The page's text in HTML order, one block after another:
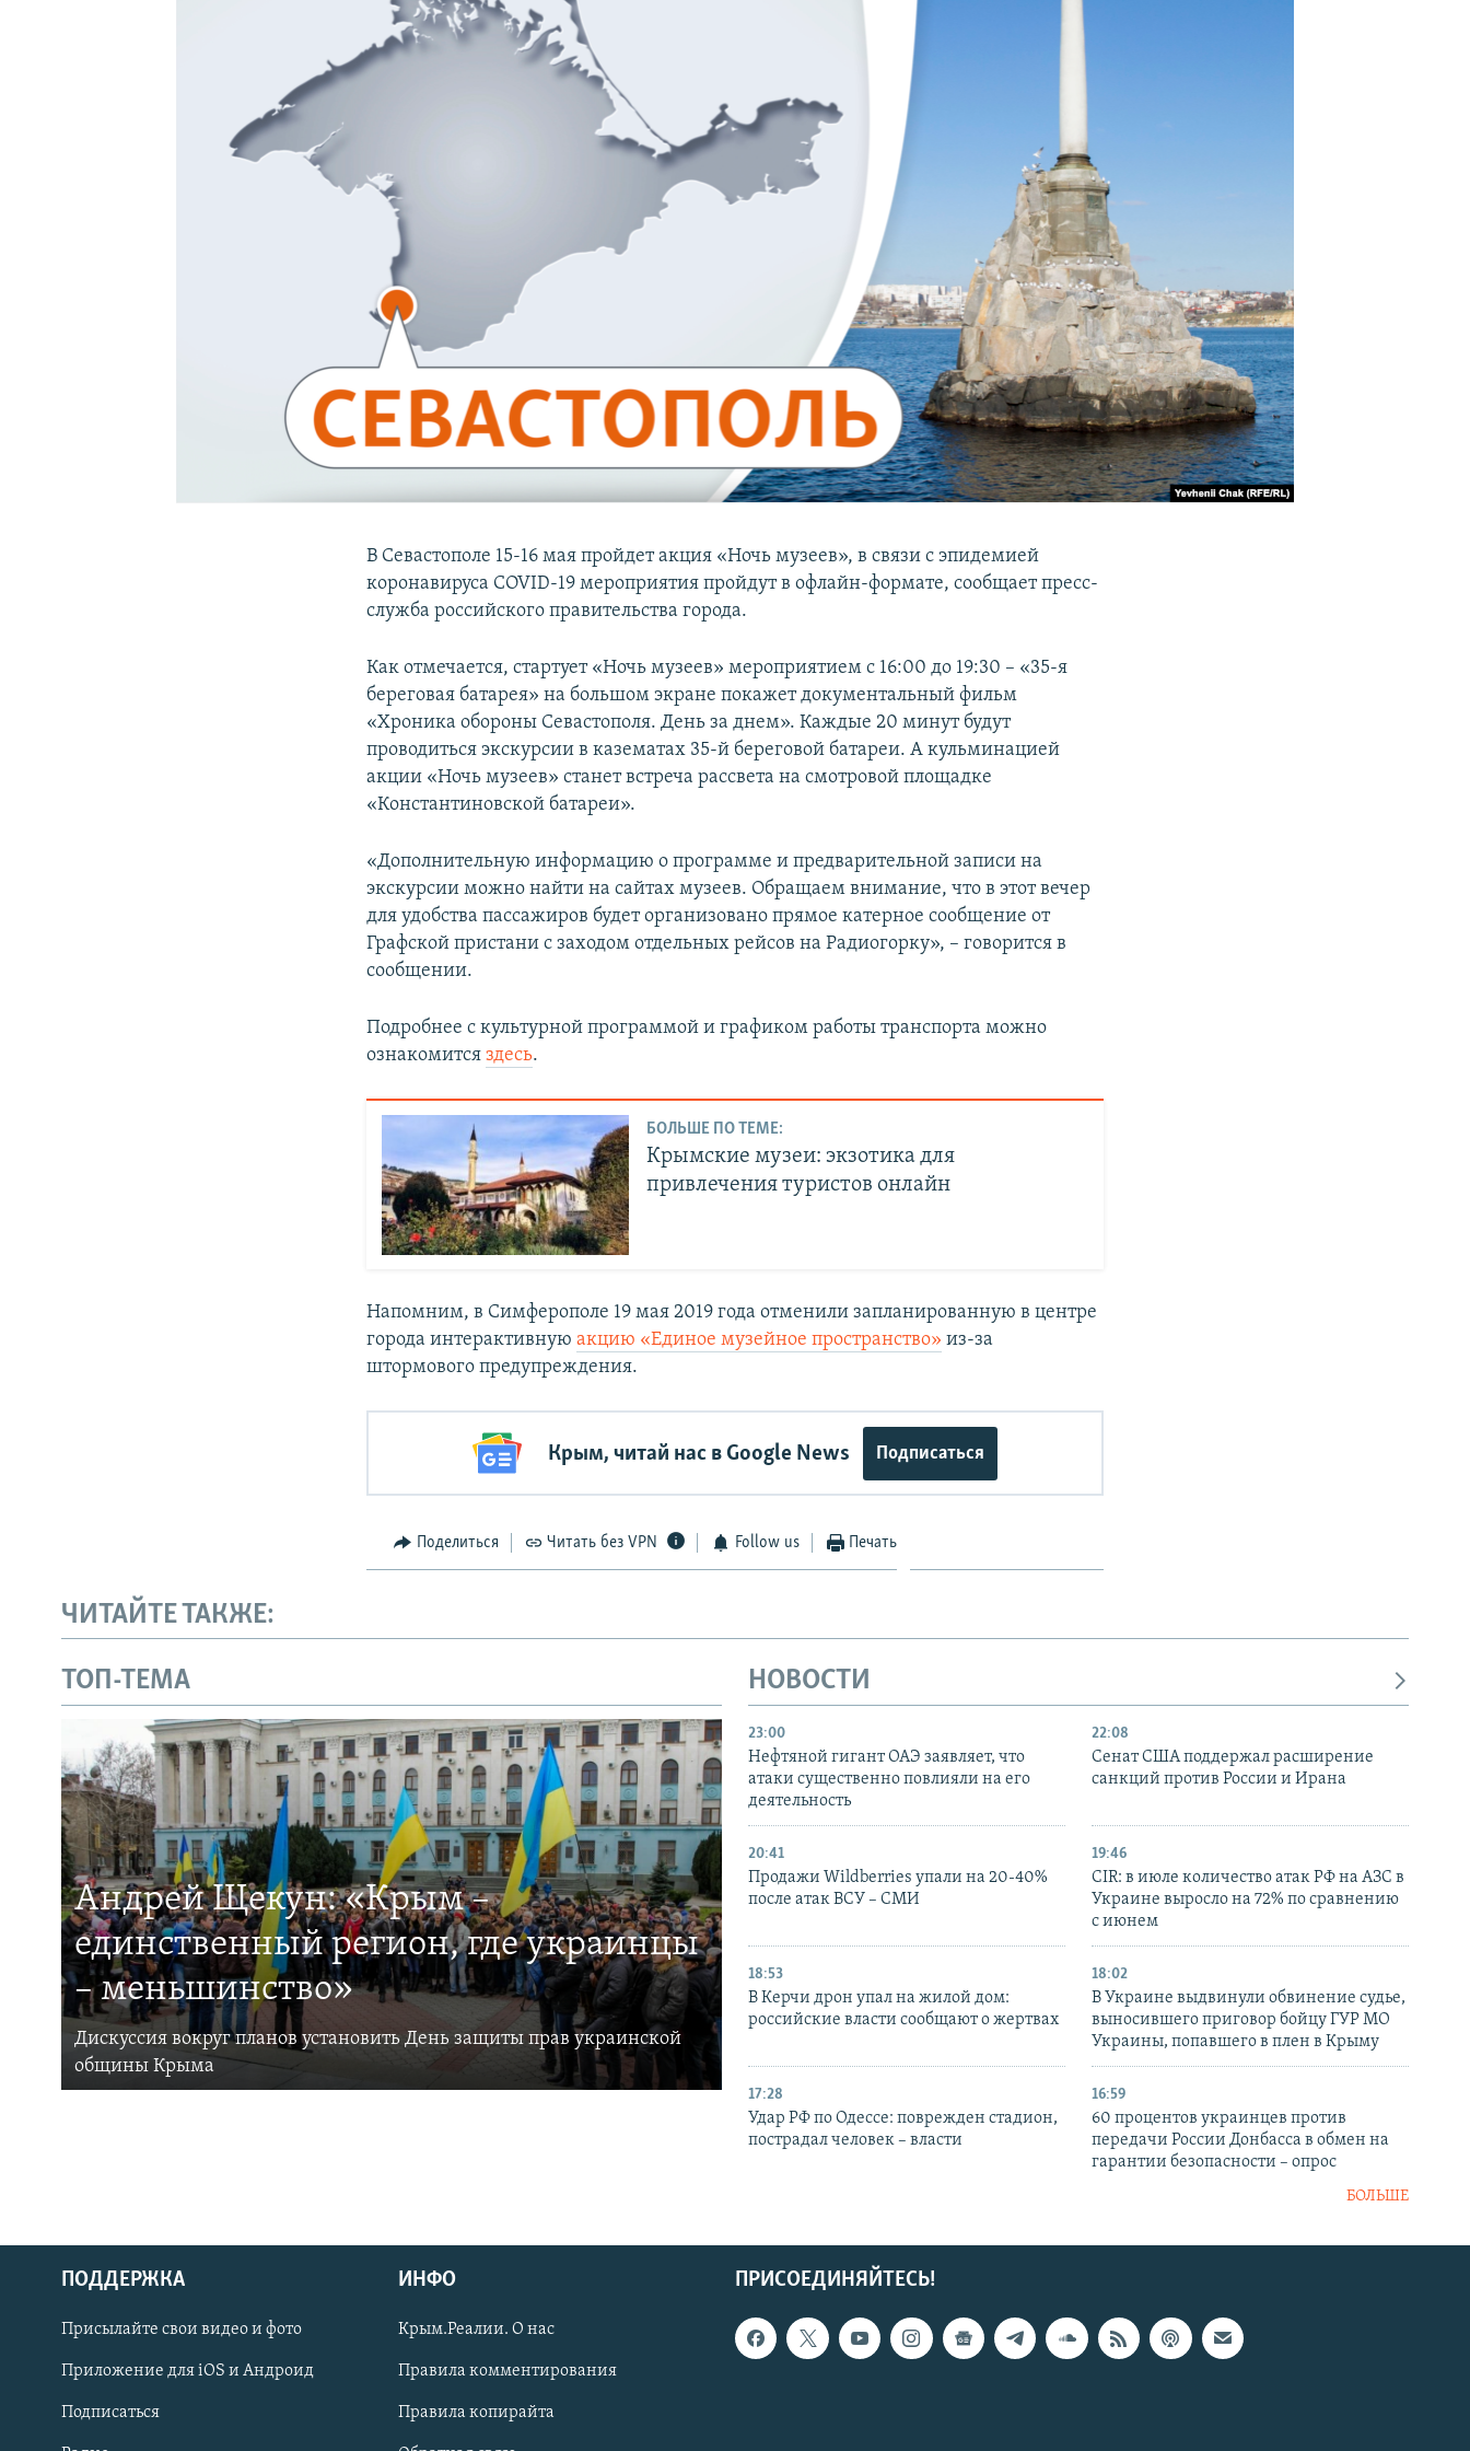
Українською
Qırımtatar
ПРИСОЕДИНЯЙТЕСЬ!
В Севастополе 15-16 мая пройдет акция «Ночь музеев», в связи с эпидемией
коронавируса COVID-19 мероприятия пройдут в офлайн-формате, сообщает пресс-
служба российского правительства города.
Как отмечается, стартует «Ночь музеев» мероприятием с 16:00 до 19:30 – «35-я
береговая батарея» на большом экране покажет документальный фильм
«Хроника обороны Севастополя. День за днем». Каждые 20 минут будут
проводиться экскурсии в казематах 35-й береговой батареи. А кульминацией
акции «Ночь музеев» станет встреча рассвета на смотровой площадке
«Константиновской батареи».
«Дополнительную информацию о программе и предварительной записи на
экскурсии можно найти на сайтах музеев. Обращаем внимание, что в этот вечер
для удобства пассажиров будет организовано прямое катерное сообщение от
Графской пристани с заходом отдельных рейсов на Радиогорку», – говорится в
сообщении.
Подробнее с культурной программой и графиком работы транспорта можно
ознакомитсяздесь.
БОЛЬШЕ ПО ТЕМЕ:
Крымские музеи: экзотика для
привлечения туристов онлайн
Напомним, в Симферополе 19 мая 2019 года отменили запланированную в центре
города интерактивнуюакцию «Единое музейное пространство» из-за
штормового предупреждения.
Крым, читай нас в Google News Подписаться
Поделиться Читать без VPN Follow us Печать
ЧИТАЙТЕ ТАКЖЕ:
ТОП-ТЕМА
Андрей Щекун: «Крым –
единственный регион, где украинцы
– меньшинство»
Дискуссия вокруг планов установить День защиты прав украинской
общины Крыма
НОВОСТИ
23:00
Нефтяной гигант ОАЭ заявляет, что
атаки существенно повлияли на его
деятельность
22:08
Сенат США поддержал расширение
санкций против России и Ирана
20:41
Продажи Wildberries упали на 20-40%
после атак ВСУ – СМИ
19:46
CIR: в июле количество атак РФ на АЗС в
Украине выросло на 72% по сравнению
с июнем
18:53
В Керчи дрон упал на жилой дом:
российские власти сообщают о жертвах
18:02
В Украине выдвинули обвинение судье,
выносившего приговор бойцу ГУР МО
Украины, попавшего в плен в Крыму
17:28
Удар РФ по Одессе: поврежден стадион,
пострадал человек – власти
16:59
60 процентов украинцев против
передачи России Донбасса в обмен на
гарантии безопасности – опрос
БОЛЬШЕ
ПРИСОЕДИНЯЙТЕСЬ!
ПОДДЕРЖКА
Присылайте свои видео и фото
Приложение для iOS и Андроид
Подписаться
ИНФО
Крым.Реалии. О нас
Правила комментирования
Правила копирайта